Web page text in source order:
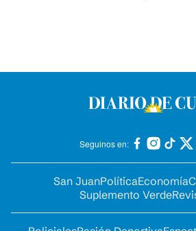
Seguinos en:
San JuanPolíticaEconomía
Suplemento Verde